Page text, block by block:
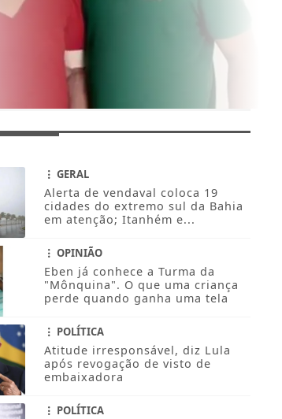
GERAL
Alerta de vendaval coloca 19
cidades do extremo sul da Bahia
em atenção; Itanhém e...
OPINIÃO
Eben já conhece a Turma da
"Mônquina". O que uma criança
perde quando ganha uma tela
POLÍTICA
Atitude irresponsável, diz Lula
após revogação de visto de
embaixadora
POLÍTICA